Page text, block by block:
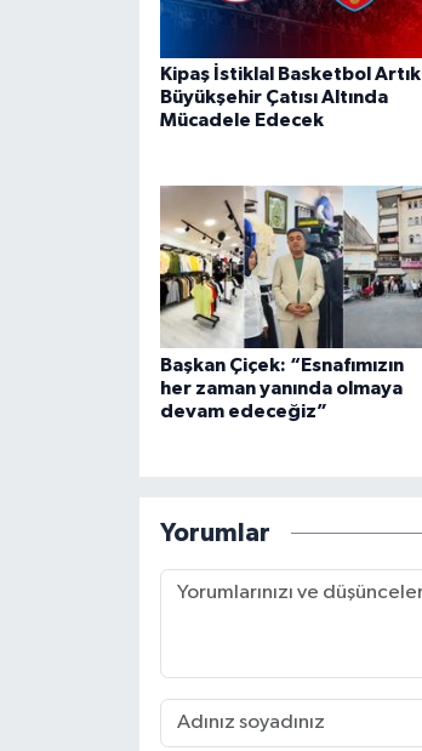
Kipaş İstiklal Basketbol Artık
Büyükşehir Çatısı Altında
Mücadele Edecek
Başkan Çiçek: “Esnafımızın
her zaman yanında olmaya
devam edeceğiz”
Yorumlar